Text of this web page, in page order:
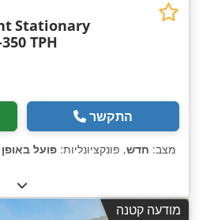
Stationary
TPH
התקשר
מצב: חדש, פונקציונליות: פועל
מודעה קטנה